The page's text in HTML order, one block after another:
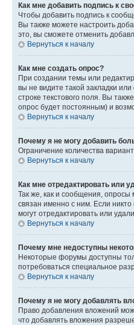
Как мне добавить подпись к
Чтобы добавить подпись к
Вы также можете настроить
это, вы сможете отменить
Вернуться к началу
Как мне создать опрос?
При создании темы или
вы не видите такой закладки
строке текстового поля. Вы
опрос будет постоянным) и
Вернуться к началу
Почему я не могу добавить
Ограничение количества
Вернуться к началу
Как мне отредактировать или
Так же, как и сообщения, опросы
связан именно с ним. Если
могут отредактировать или
Вернуться к началу
Почему мне недоступны
Некоторые форумы доступны
потребоваться специальное
Вернуться к началу
Почему я не могу добавлять
Право добавления вложений
что добавлять вложения